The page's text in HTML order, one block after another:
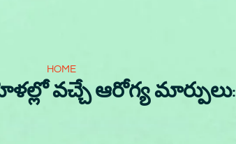
HOME
వచ్చే ఆరోగ్య మార్పులు: